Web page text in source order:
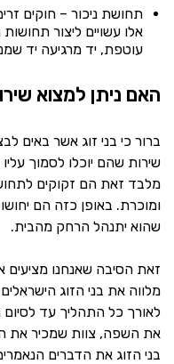
תחושת ניכור – חוקים
אלו עשויים ליצור
עוטפת, יד מרגיעה יד
האם ניתן למצוא
ברור כי בני זוג אשר באים
שירות שהם יוכלו לסמוך
מלבד זאת הם זקוקים
ומוכרת. באופן כזה הם
שהוא יתנהל הרחק מהבית.
זאת הסיבה שאנחנו מציעים
מלווה את בני הזוג
לאורך כל התהליך עד לסיום
את השפה, צוות שמכיר את
בני הזוג את הדברים